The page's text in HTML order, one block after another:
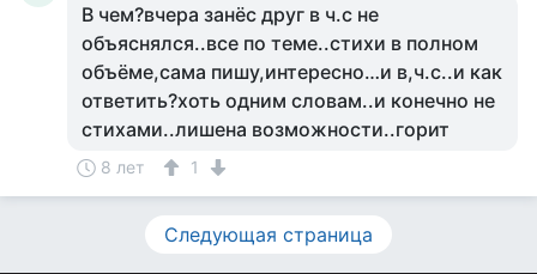
В чем?вчера занёс друг в ч.с не
объяснялся..все по теме..стихи в полном
объёме,сама пишу,интересно…и в,ч.с..и как
ответить?хоть одним словам..и конечно не
стихами..лишена возможности..горит
8 лет 1
Следующая страница